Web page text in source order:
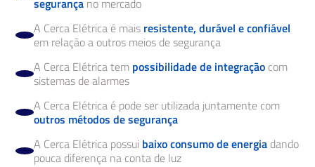
A Cerca Elétrica é mais resistente, durável e confiável
em relação a outros meios de segurança
A Cerca Elétrica tem possibilidade de integração com
sistemas de alarmes
A Cerca Elétrica é pode ser utilizada juntamente com
outros métodos de segurança
A Cerca Elétrica possui baixo consumo de energia dando
pouca diferença na conta de luz